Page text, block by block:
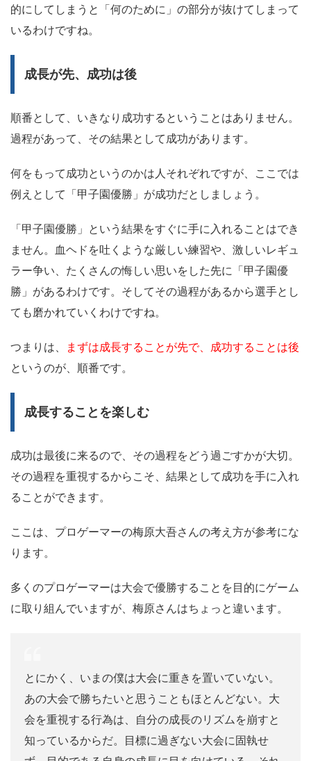
的にしてしまうと「何のために」の部分が抜けてしまって
いるわけですね。
成長が先、成功は後
順番として、いきなり成功するということはありません。
過程があって、その結果として成功があります。
何をもって成功というのかは人それぞれですが、ここでは
例えとして「甲子園優勝」が成功だとしましょう。
「甲子園優勝」という結果をすぐに手に入れることはでき
ません。血ヘドを吐くような厳しい練習や、激しいレギュ
ラー争い、たくさんの悔しい思いをした先に「甲子園優
勝」があるわけです。そしてその過程があるから選手とし
ても磨かれていくわけですね。
つまりは、
まずは成長することが先で、成功することは後
というのが、順番です。
成長することを楽しむ
成功は最後に来るので、その過程をどう過ごすかが大切。
その過程を重視するからこそ、結果として成功を手に入れ
ることができます。
ここは、プロゲーマーの梅原大吾さんの考え方が参考にな
ります。
多くのプロゲーマーは大会で優勝することを目的にゲーム
に取り組んでいますが、梅原さんはちょっと違います。
とにかく、いまの僕は大会に重きを置いていない。
あの大会で勝ちたいと思うこともほとんどない。大
会を重視する行為は、自分の成長のリズムを崩すと
知っているからだ。目標に過ぎない大会に固執せ